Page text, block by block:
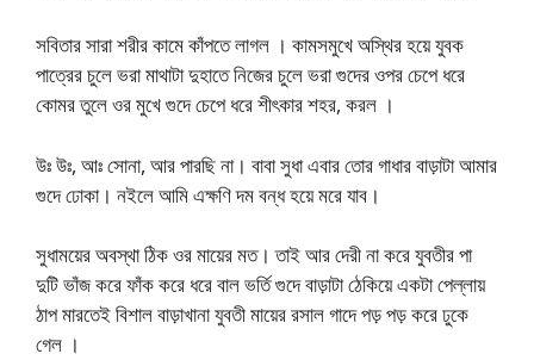
সবিতার সারা শরীর কামে কাঁপতে লাগল । কামসমুখে অস্থির হয়ে যুবক
পাত্রের চুলে ভরা মাথাটা দুহাতে নিজের চুলে ভরা গুদের ওপর চেপে ধরে
কোমর তুলে ওর মুখে গুদে চেপে ধরে শীৎকার শহর, করল ।
উঃ উঃ, আঃ সোনা, আর পারছি না। বাবা সুধা এবার তোর গাধার বাড়াটা আমার
গুদে ঢোকা। নইলে আমি এক্ষণি দম বন্ধ হয়ে মরে যাব।
সুধাময়ের অবস্থা ঠিক ওর মায়ের মত। তাই আর দেরী না করে যুবতীর পা
দুটি ভাঁজ করে ফাঁক করে ধরে বাল ভর্তি গুদে বাড়াটা ঠেকিয়ে একটা পেল্লায়
ঠাপ মারতেই বিশাল বাড়াখানা যুবতী মায়ের রসাল গাদে পড় পড় করে ঢুকে
গেল ।